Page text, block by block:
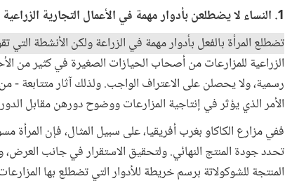
1. النساء لا يضطلعن بأدوار مهمة في الأعمال التجارية الزراعية
تضطلع المرأة بالفعل بأدوار مهمة في الزراعة ولكن الأنشطة التي
الزراعية للمزارعات من أصحاب الحيازات الصغيرة في كثير من
رسمية، ولا يحصلن على الاعتراف الواجب. ولذلك آثار متتابعة -
الأمر الذي يؤثر في إنتاجية المزارعات ووضوح دورهن مقابل
ففي مزارع الكاكاو بغرب أفريقيا، على سبيل المثال، فإن
تحدد جودة المنتج النهائي. ولتحقيق الاستقرار في جانب
المنتجة للشوكولاتة برسم خريطة للأدوار التي تضطلع بها